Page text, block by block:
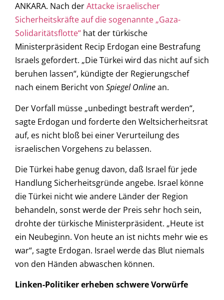
ANKARA. Nach derAttacke israelischer
Sicherheitskräfte auf die sogenannte „Gaza-
Solidaritätsflotte“ hat der türkische
Ministerpräsident Recip Erdogan eine Bestrafung
Israels gefordert. „Die Türkei wird das nicht auf sich
beruhen lassen“, kündigte der Regierungschef
nach einem Bericht von Spiegel Onlinean.
Der Vorfall müsse „unbedingt bestraft werden“,
sagte Erdogan und forderte den Weltsicherheitsrat
auf, es nicht bloß bei einer Verurteilung des
israelischen Vorgehens zu belassen.
Die Türkei habe genug davon, daß Israel für jede
Handlung Sicherheitsgründe angebe. Israel könne
die Türkei nicht wie andere Länder der Region
behandeln, sonst werde der Preis sehr hoch sein,
drohte der türkische Ministerpräsident. „Heute ist
ein Neubeginn. Von heute an ist nichts mehr wie es
war“, sagte Erdogan. Israel werde das Blut niemals
von den Händen abwaschen können.
Linken-Politiker erheben schwere Vorwürfe